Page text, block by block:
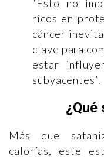
“Esto no
ricos en
cáncer
clave para
estar
subyacentes”.
¿Qué
Más que
calorías, este